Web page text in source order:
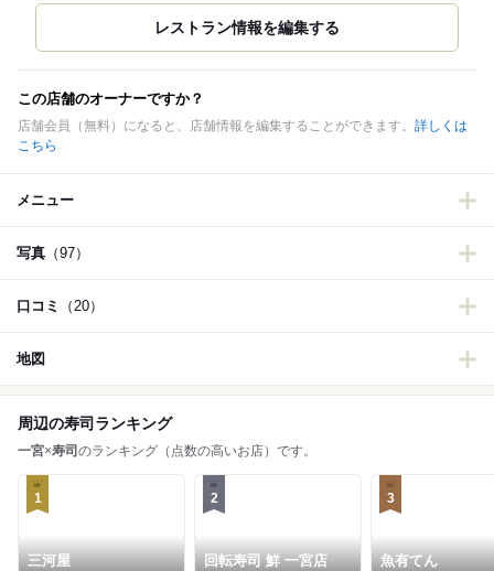
この店舗のオーナーですか？
店舗会員（無料）になると、店舗情報を編集することができます。 詳しくは
こちら
メニュー
写真 （97）
口コミ （20）
地図
周辺の寿司ランキング
一宮×寿司 のランキング（点数の高いお店）です。
1
三河屋
2
回転寿司 鮮 一宮店
3
魚有てん